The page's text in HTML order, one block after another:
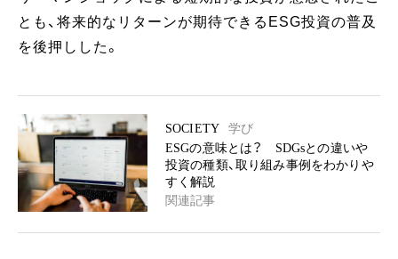
とも、将来的なリターンが期待できるESG投資の普及
を後押しした。
SOCIETY
学び
ESGの意味とは？ SDGsとの違いや
投資の種類、取り組み事例をわかりや
すく解説
関連記事